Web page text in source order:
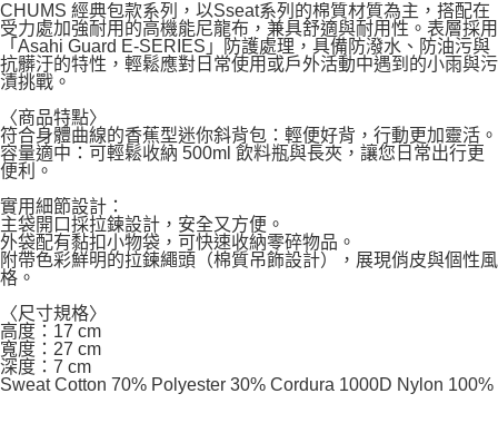
CHUMS 經典包款系列，以Sseat系列的棉質材質為主，搭配在
受力處加強耐用的高機能尼龍布，兼具舒適與耐用性。表層採用
「Asahi Guard E-SERIES」防護處理，具備防潑水、防油污與
抗髒汙的特性，輕鬆應對日常使用或戶外活動中遇到的小雨與污
漬挑戰。
〈商品特點〉
符合身體曲線的香蕉型迷你斜背包：輕便好背，行動更加靈活。
容量適中：可輕鬆收納 500ml 飲料瓶與長夾，讓您日常出行更
便利。
實用細節設計：
主袋開口採拉鍊設計，安全又方便。
外袋配有黏扣小物袋，可快速收納零碎物品。
附帶色彩鮮明的拉鍊繩頭（棉質吊飾設計），展現俏皮與個性風
格。
〈尺寸規格〉
高度：17 cm
寬度：27 cm
深度：7 cm
Sweat Cotton 70% Polyester 30% Cordura 1000D Nylon 100%